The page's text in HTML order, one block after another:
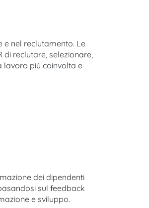
e nel reclutamento. Le
reclutare, selezionare,
lavoro più coinvolta e
dei dipendenti
sul feedback
e sviluppo.